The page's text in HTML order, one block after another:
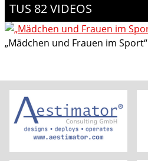
TUS 82 VIDEOS
„Mädchen und Frauen im Sport“